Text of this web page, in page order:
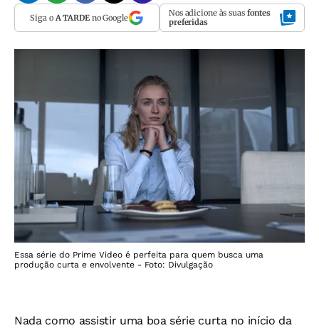
Siga o A TARDEno Google Nos adicione às suas fontes
preferidas
Essa série do Prime Video é perfeita para quem busca uma
produção curta e envolvente - Foto: Divulgação
Nada como assistir uma boa série curta no início da